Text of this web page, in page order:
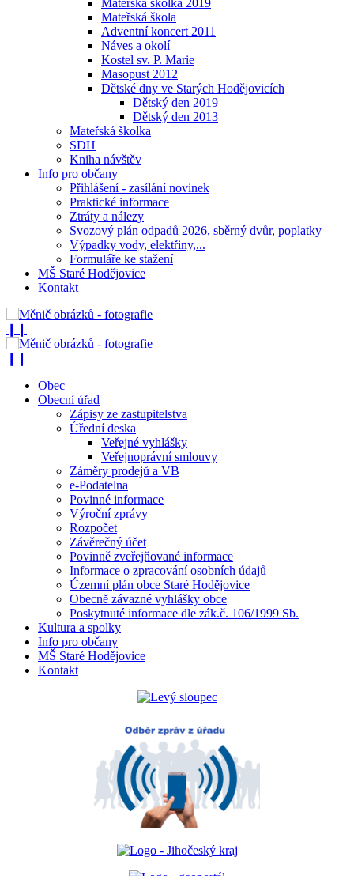
Mateřská školka 2019
Mateřská škola
Adventní koncert 2011
Náves a okolí
Kostel sv. P. Marie
Masopust 2012
Dětské dny ve Starých Hodějovicích
Dětský den 2019
Dětský den 2013
Mateřská školka
SDH
Kniha návštěv
Info pro občany
Přihlášení - zasílání novinek
Praktické informace
Ztráty a nálezy
Svozový plán odpadů 2026, sběrný dvůr, poplatky
Výpadky vody, elektřiny,...
Formuláře ke stažení
MŠ Staré Hodějovice
Kontakt
Obec
Obecní úřad
Zápisy ze zastupitelstva
Úřední deska
Veřejné vyhlášky
Veřejnoprávní smlouvy
Záměry prodejů a VB
e-Podatelna
Povinné informace
Výroční zprávy
Rozpočet
Závěrečný účet
Povinně zveřejňované informace
Informace o zpracování osobních údajů
Územní plán obce Staré Hodějovice
Obecně závazné vyhlášky obce
Poskytnuté informace dle zák.č. 106/1999 Sb.
Kultura a spolky
Info pro občany
MŠ Staré Hodějovice
Kontakt